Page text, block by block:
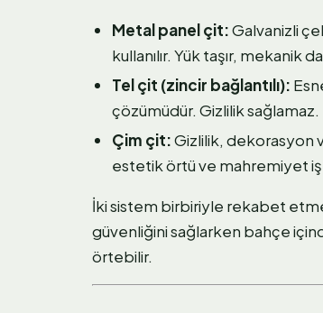
Metal panel çit:Galvanizli
kullanılır. Yük taşır, mekanik
Tel çit (zincir bağlantılı):
çözümüdür. Gizlilik sağlamaz.
Çim çit:Gizlilik, dekorasyon
estetik örtü ve mahremiyet
İki sistem birbiriyle rekabet
güvenliğini sağlarken bahçe
örtebilir.